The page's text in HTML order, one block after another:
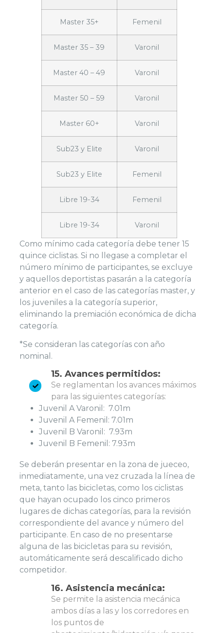
Master 35+ Femenil
Master 35 – 39 Varonil
Master 40 – 49 Varonil
Master 50 – 59 Varonil
Master 60+ Varonil
Sub23 y Elite Varonil
Sub23 y Elite Femenil
Libre 19-34 Femenil
Libre 19-34 Varonil
Como mínimo cada categoría debe tener 15
quince ciclistas. Si no llegase a completar el
número mínimo de participantes, se excluye
y aquellos deportistas pasarán a la categoría
anterior en el caso de las categorías master, y
los juveniles a la categoría superior,
eliminando la premiación económica de dicha
categoría.
*Se consideran las categorías con año
nominal.
15. Avances permitidos:
Se reglamentan los avances máximos
para las siguientes categorías:
Juvenil A Varonil: 7.01m
Juvenil A Femenil: 7.01m
Juvenil B Varonil: 7.93m
Juvenil B Femenil: 7.93m
Se deberán presentar en la zona de jueceo,
inmediatamente, una vez cruzada la línea de
meta, tanto las bicicletas, como los ciclistas
que hayan ocupado los cinco primeros
lugares de dichas categorías, para la revisión
correspondiente del avance y número del
participante. En caso de no presentarse
alguna de las bicicletas para su revisión,
automáticamente será descalificado dicho
competidor.
16. Asistencia mecánica:
Se permite la asistencia mecánica
ambos días a las y los corredores en
los puntos de